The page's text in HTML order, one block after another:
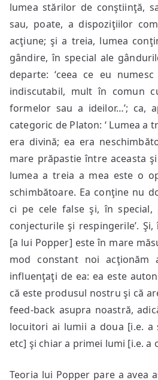
lumea stărilor de conştiinţă,
sau, poate, a dispoziţiilor
acţiune; şi a treia, lumea
gândire, în special ale
departe: ‘ceea ce eu
indiscutabil, mult în comun
formelor sau a ideilor…’; ca,
categoric de Platon: ‘ Lumea a
era divină; ea era
mare prăpastie între aceasta
lumea a treia a mea este o
schimbătoare. Ea conţine nu
ci pe cele false şi, în special,
conjecturile şi respingerile’.
[a lui Popper] este în mare
mod constant noi acţionăm
influenţaţi de ea: ea este
că este produsul nostru şi că
feed-back asupra noastră,
locuitori ai lumii a doua [i.e. a
etc] şi chiar a primei lumi [i.e. a
Teoria lui Popper pare a avea